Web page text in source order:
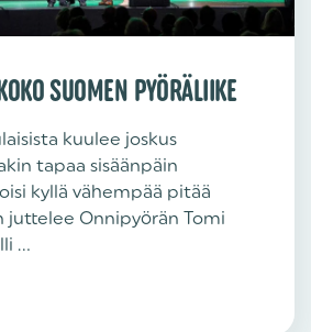
SUOMEN PYÖRÄLIIKE
kuulee joskus
tapaa sisäänpäin
kyllä vähempää pitää
juttelee Onnipyörän Tomi
...